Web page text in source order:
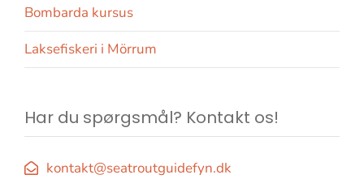
Bombarda kursus
Laksefiskeri i Mörrum
Har du spørgsmål? Kontakt os!
kontakt@seatroutguidefyn.dk